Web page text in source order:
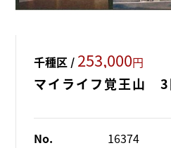
千種区 / 253,000円
マイライフ覚王山 3
No.
16374